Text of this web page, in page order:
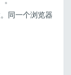
同一个浏览器